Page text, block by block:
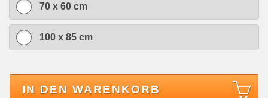
70 x 60 cm
100 x 85 cm
IN DEN WARENKORB